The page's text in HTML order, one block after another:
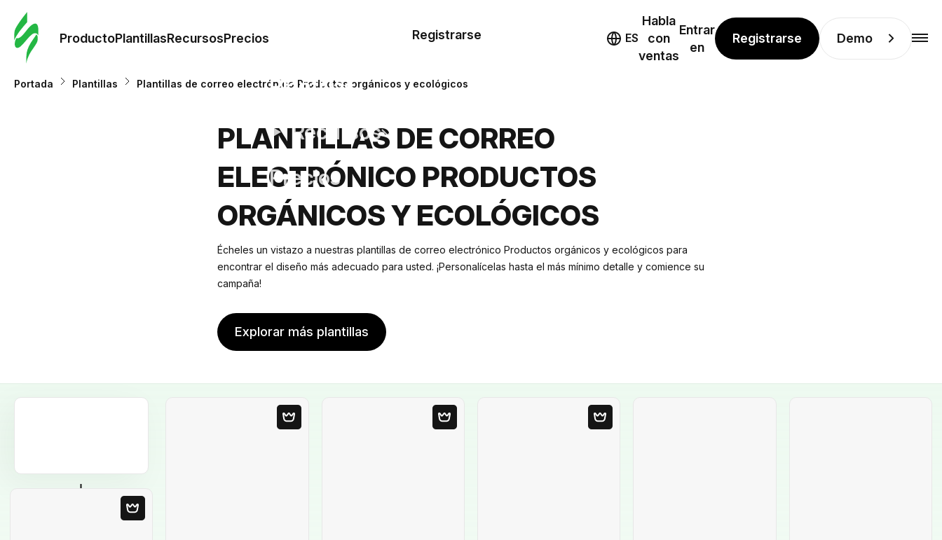
ProductoPlantillasRecursosPrecios
Plantillas
Recursos
Precios
Registrarse ES
Habla
con
ventas
Entrar
en
Registrarse Demo
Portada Plantillas Plantillas de correo electrónico Productos orgánicos y ecológicos
PLANTILLAS DE CORREO
ELECTRÓNICO PRODUCTOS
ORGÁNICOS Y ECOLÓGICOS
Écheles un vistazo a nuestras plantillas de correo electrónico Productos orgánicos y ecológicos para
encontrar el diseño más adecuado para usted. ¡Personalícelas hasta el más mínimo detalle y comience su
campaña!
Explorar más plantillas